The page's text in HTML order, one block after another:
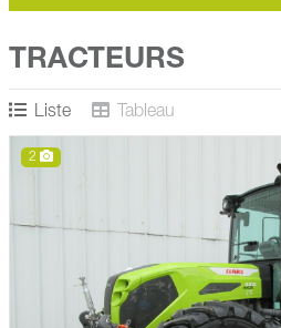
TRACTEURS
Liste Tableau
2